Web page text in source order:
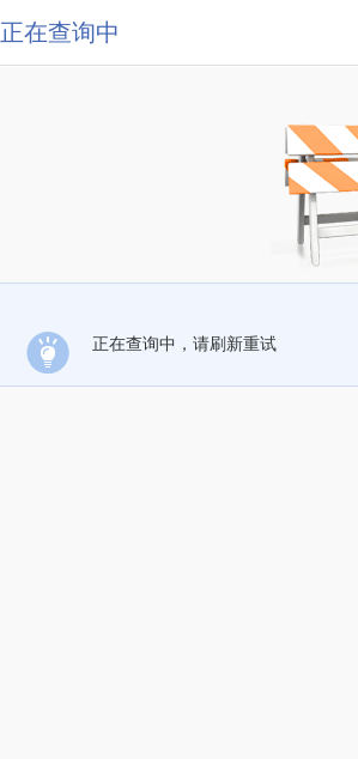
正在查询中
正在查询中，请刷新重试